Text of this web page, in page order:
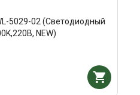
5029-02 (Светодиодный
NEW)